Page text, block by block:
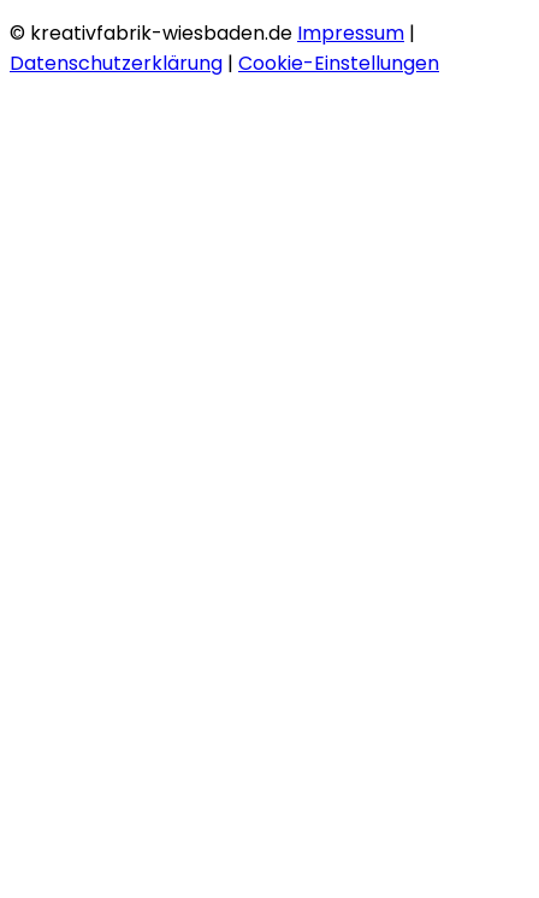
© kreativfabrik-wiesbaden.de Impressum |
Datenschutzerklärung | Cookie-Einstellungen